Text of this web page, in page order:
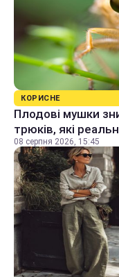
КОРИСНЕ
Плодові мушки
трюків, які
08 серпня 2026, 15:45